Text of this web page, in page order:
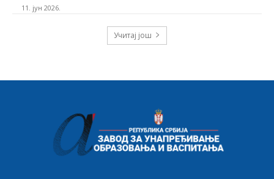
11. јун 2026.
Учитај још